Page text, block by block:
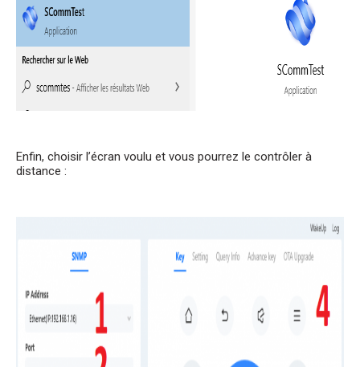
Enfin, choisir l’écran voulu et vous pourrez le contrôler à
distance :